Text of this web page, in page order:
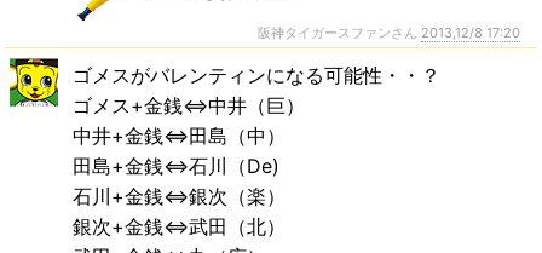
阪神タイガースファンさん 2013,12/8 17:20
ゴメスがバレンティンになる可能性・・？
ゴメス+金銭⇔中井（巨）
中井+金銭⇔田島（中）
田島+金銭⇔石川（De)
石川+金銭⇔銀次（楽）
銀次+金銭⇔武田（北）